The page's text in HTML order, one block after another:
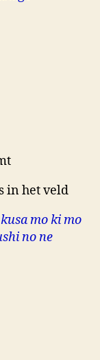
het veld
mo ki mo
no ne